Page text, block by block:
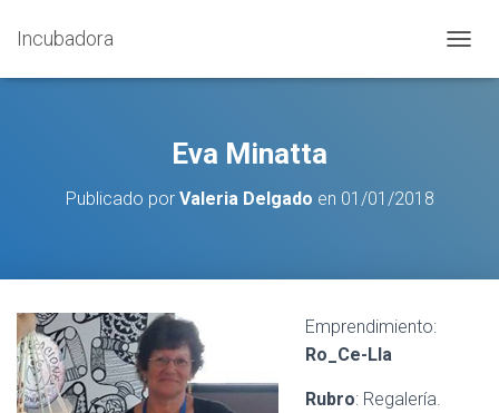
Incubadora
A
Eva Minatta
Publicado por Valeria Delgado en 01/01/2018
Emprendimiento:
Ro_Ce-Lla
Rubro: Regalería.